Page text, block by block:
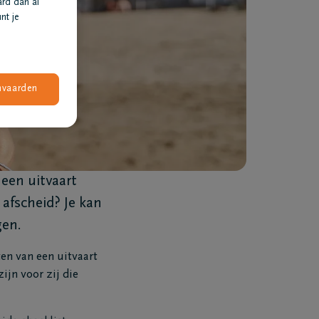
uitvaart
Je kan
van een uitvaart
voor zij die
dan al
je